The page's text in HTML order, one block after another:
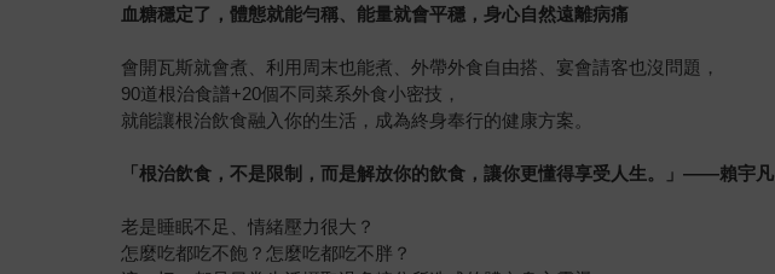
血糖穩定了，體態就能勻稱、能量就會平穩，身心自然遠離病痛
會開瓦斯就會煮、利用周末也能煮、外帶外食自由搭、宴會請客也沒問題，
90道根治食譜+20個不同菜系外食小密技，
就能讓根治飲食融入你的生活，成為終身奉行的健康方案。
「根治飲食，不是限制，而是解放你的飲食，讓你更懂得享受人生。」——賴宇凡
老是睡眠不足、情緒壓力很大？
怎麼吃都吃不飽？怎麼吃都吃不胖？